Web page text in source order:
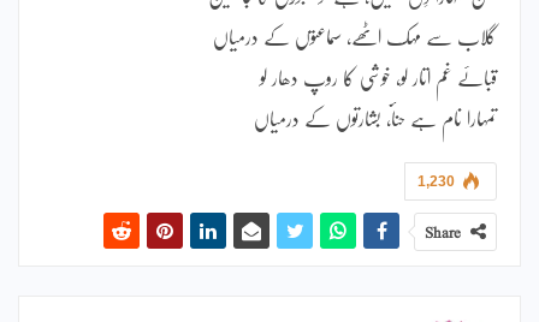
گلاب سے مہک اٹھے، سماعتوں کے درمیاں
قبائے غم اتار لو، خوشی کا روپ دھار لو
تمہارا نام ہے حناؔ، بشارتوں کے درمیاں
1,230
Share